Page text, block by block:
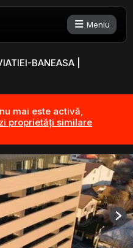
Meniu
BANEASA |
mai este activă,
proprietăți similare